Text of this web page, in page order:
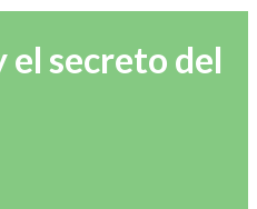
el secreto del